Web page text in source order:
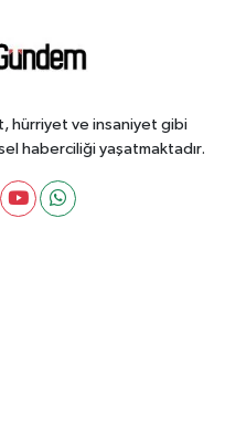
hürriyet ve insaniyet gibi
haberciliği yaşatmaktadır.